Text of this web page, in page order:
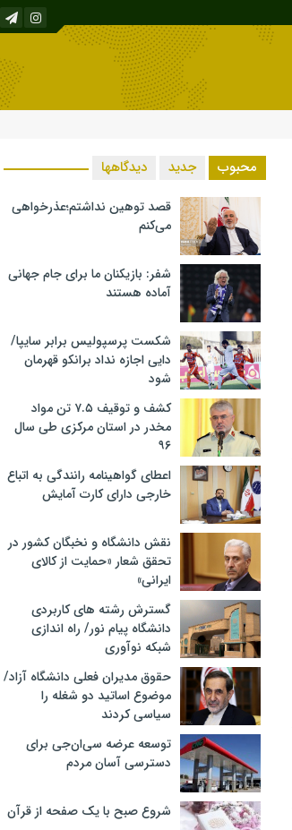
محبوب جدید دیدگاهها
قصد توهین نداشتم؛عذرخواهی
می‌کنم
شفر: بازیکنان ما برای جام جهانی
آماده هستند
شکست پرسپولیس برابر سایپا/
دایی اجازه نداد برانکو قهرمان
شود
کشف و توقیف ۷.۵ تن مواد
مخدر در استان مرکزی طی سال
۹۶
اعطای گواهینامه رانندگی به اتباع
خارجی دارای کارت آمایش
نقش دانشگاه و نخبگان کشور در
تحقق شعار «حمایت از کالای
ایرانی»
گسترش رشته های کاربردی
دانشگاه پیام نور/ راه اندازی
شبکه نوآوری
حقوق مدیران فعلی دانشگاه آزاد/
موضوع اساتید دو شغله را
سیاسی کردند
توسعه عرضه سی‌ان‌جی برای
دسترسی آسان مردم
شروع صبح با یک صفحه از قرآن